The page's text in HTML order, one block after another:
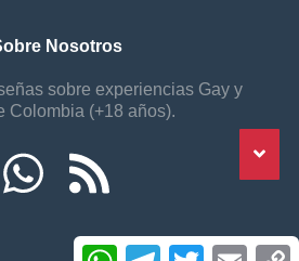
W
Nosotros
sobre experiencias Gay y
Colombia (+18 años).